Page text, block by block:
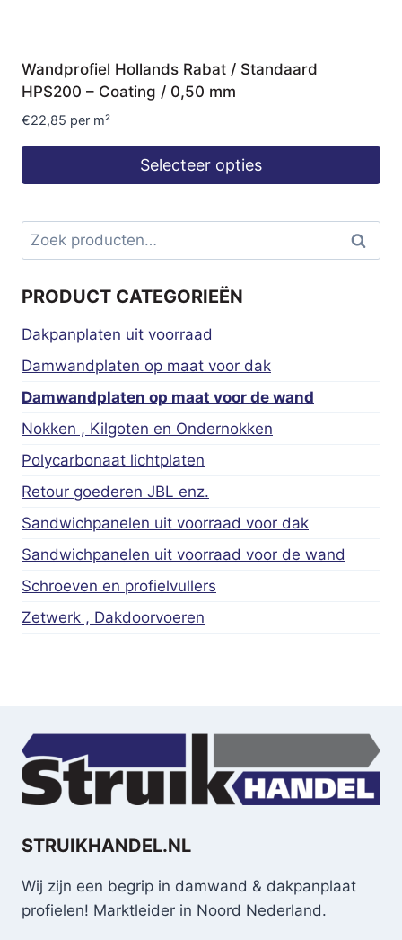
Wandprofiel Hollands Rabat / Standaard
HPS200 – Coating / 0,50 mm
€22,85 per m²
Selecteer opties
Zoeken
naar:
Zoeken
PRODUCT CATEGORIEËN
Dakpanplaten uit voorraad
Damwandplaten op maat voor dak
Damwandplaten op maat voor de wand
Nokken , Kilgoten en Ondernokken
Polycarbonaat lichtplaten
Retour goederen JBL enz.
Sandwichpanelen uit voorraad voor dak
Sandwichpanelen uit voorraad voor de wand
Schroeven en profielvullers
Zetwerk , Dakdoorvoeren
STRUIKHANDEL.NL
Wij zijn een begrip in damwand & dakpanplaat
profielen! Marktleider in Noord Nederland.